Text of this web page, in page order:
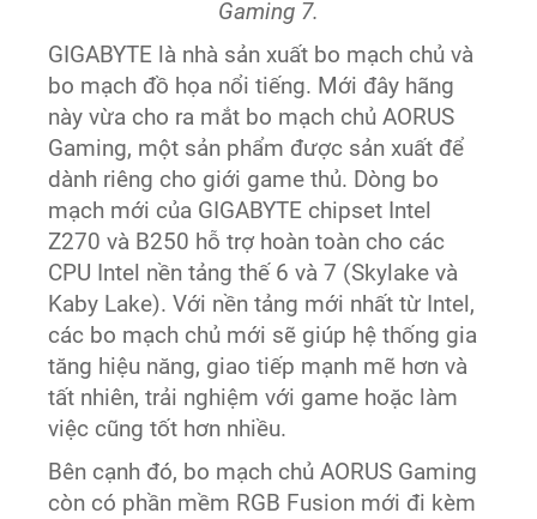
Gaming 7.
GIGABYTE là nhà sản xuất bo mạch chủ và
bo mạch đồ họa nổi tiếng. Mới đây hãng
này vừa cho ra mắt bo mạch chủ AORUS
Gaming, một sản phẩm được sản xuất để
dành riêng cho giới game thủ. Dòng bo
mạch mới của GIGABYTE chipset Intel
Z270 và B250 hỗ trợ hoàn toàn cho các
CPU Intel nền tảng thế 6 và 7 (Skylake và
Kaby Lake). Với nền tảng mới nhất từ Intel,
các bo mạch chủ mới sẽ giúp hệ thống gia
tăng hiệu năng, giao tiếp mạnh mẽ hơn và
tất nhiên, trải nghiệm với game hoặc làm
việc cũng tốt hơn nhiều.
Bên cạnh đó, bo mạch chủ AORUS Gaming
còn có phần mềm RGB Fusion mới đi kèm